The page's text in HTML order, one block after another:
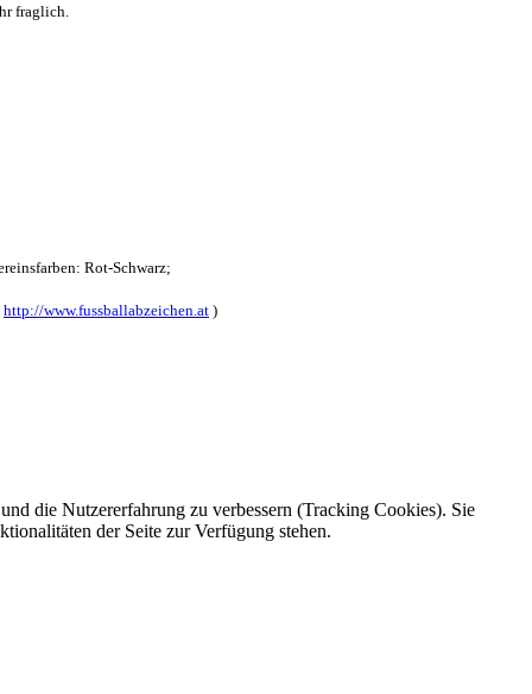
die Nutzererfahrung zu verbessern (Tracking Cookies). Sie
der Seite zur Verfügung stehen.
fraglich.
Rot-Schwarz;
http://www.fussballabzeichen.at )